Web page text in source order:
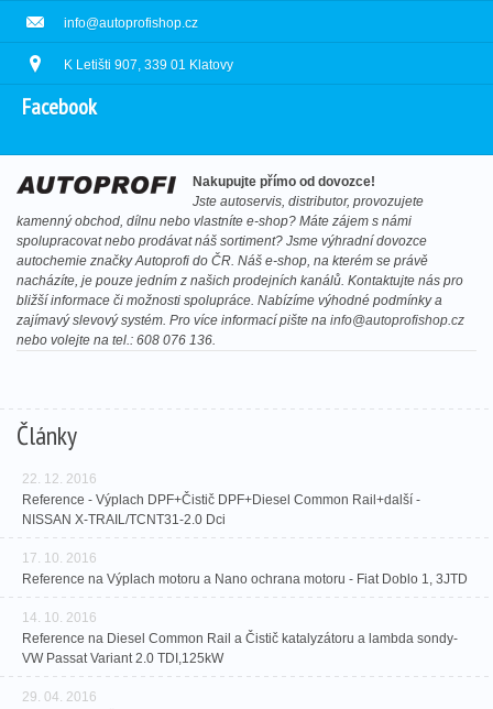
info@autoprofishop.cz
K Letišti 907, 339 01 Klatovy
Facebook
Nakupujte přímo od dovozce!
Jste autoservis, distributor, provozujete
kamenný obchod, dílnu nebo vlastníte e-shop? Máte zájem s námi
spolupracovat nebo prodávat náš sortiment? Jsme výhradní dovozce
autochemie značky Autoprofi do ČR. Náš e-shop, na kterém se právě
nacházíte, je pouze jedním z našich prodejních kanálů. Kontaktujte nás pro
bližší informace či možnosti spolupráce. Nabízíme výhodné podmínky a
zajímavý slevový systém. Pro více informací pište na info@autoprofishop.cz
nebo volejte na tel.: 608 076 136.
Články
22. 12. 2016
Reference - Výplach DPF+Čistič DPF+Diesel Common Rail+další -
NISSAN X-TRAIL/TCNT31-2.0 Dci
17. 10. 2016
Reference na Výplach motoru a Nano ochrana motoru - Fiat Doblo 1, 3JTD
14. 10. 2016
Reference na Diesel Common Rail a Čistič katalyzátoru a lambda sondy-
VW Passat Variant 2.0 TDI,125kW
29. 04. 2016